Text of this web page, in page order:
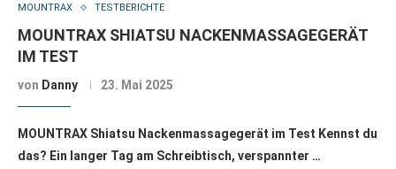
MOUNTRAX TESTBERICHTE
MOUNTRAX SHIATSU NACKENMASSAGEGERÄT
IM TEST
von Danny 23. Mai 2025
MOUNTRAX Shiatsu Nackenmassagegerät im Test Kennst du
das? Ein langer Tag am Schreibtisch, verspannter …